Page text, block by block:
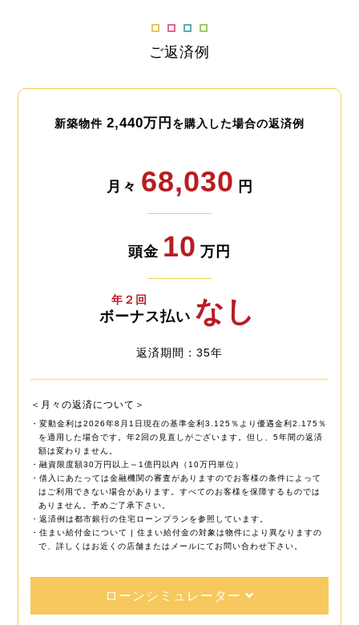
ご返済例
新築物件 2,440万円 を購入した場合の返済例
月々 68,030 円
頭金 10 万円
年２回
ボーナス払い なし
返済期間：35年
＜月々の返済について＞
・変動金利は2026年8月1日現在の基準金利3.125％より優遇金利2.175％
を適用した場合です。年2回の見直しがございます。但し、5年間の返済
額は変わりません。
・融資限度額30万円以上～1億円以内（10万円単位）
・借入にあたっては金融機関の審査がありますのでお客様の条件によって
はご利用できない場合があります。すべてのお客様を保障するものでは
ありません。予めご了承下さい。
・返済例は都市銀行の住宅ローンプランを参照しています。
・住まい給付金について | 住まい給付金の対象は物件により異なりますの
で、詳しくはお近くの店舗またはメールにてお問い合わせ下さい。
ローンシミュレーター